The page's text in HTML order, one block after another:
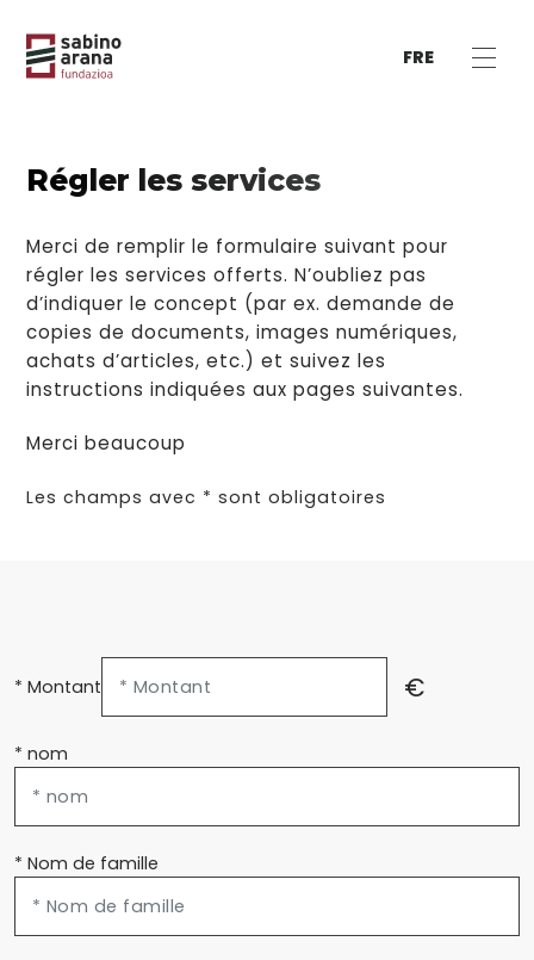
FRE
Régler les services
Merci de remplir le formulaire suivant pour
régler les services offerts. N’oubliez pas
d’indiquer le concept (par ex. demande de
copies de documents, images numériques,
achats d’articles, etc.) et suivez les
instructions indiquées aux pages suivantes.
Merci beaucoup
Les champs avec * sont obligatoires
* Montant €
* nom
* Nom de famille